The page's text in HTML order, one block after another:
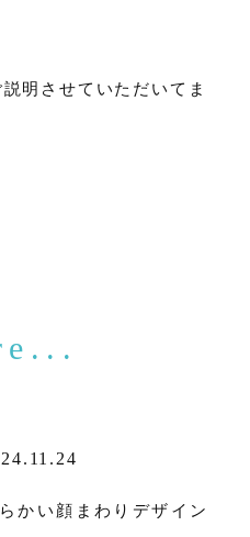
明させていただいてま
かい顔まわりデザイン